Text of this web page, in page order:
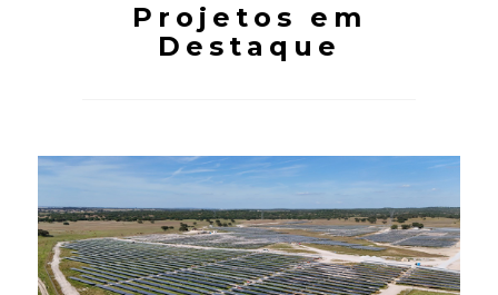
Projetos em
Destaque